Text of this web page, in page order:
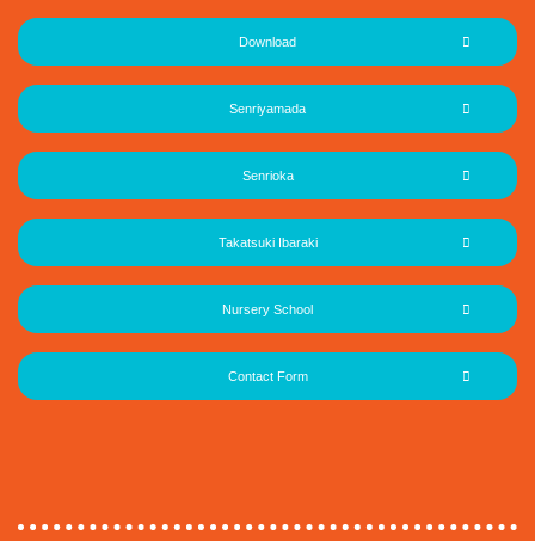
Download
Senriyamada
Senrioka
Takatsuki Ibaraki
Nursery School
Contact Form